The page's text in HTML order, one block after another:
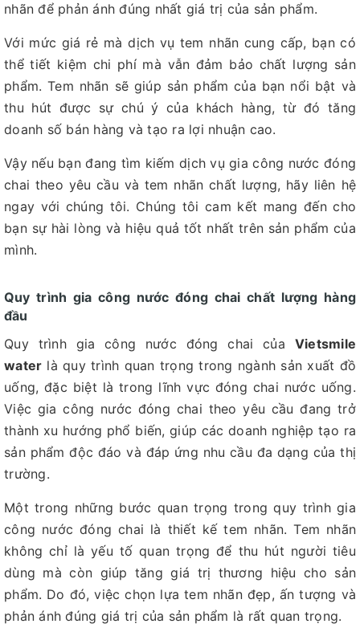
nhãn để phản ánh đúng nhất giá trị của sản phẩm.
Với mức giá rẻ mà dịch vụ tem nhãn cung cấp, bạn có
thể tiết kiệm chi phí mà vẫn đảm bảo chất lượng sản
phẩm. Tem nhãn sẽ giúp sản phẩm của bạn nổi bật và
thu hút được sự chú ý của khách hàng, từ đó tăng
doanh số bán hàng và tạo ra lợi nhuận cao.
Vậy nếu bạn đang tìm kiếm dịch vụ gia công nước đóng
chai theo yêu cầu và tem nhãn chất lượng, hãy liên hệ
ngay với chúng tôi. Chúng tôi cam kết mang đến cho
bạn sự hài lòng và hiệu quả tốt nhất trên sản phẩm của
mình.
Quy trình gia công nước đóng chai chất lượng hàng
đầu
Quy trình gia công nước đóng chai của Vietsmile
water là quy trình quan trọng trong ngành sản xuất đồ
uống, đặc biệt là trong lĩnh vực đóng chai nước uống.
Việc gia công nước đóng chai theo yêu cầu đang trở
thành xu hướng phổ biến, giúp các doanh nghiệp tạo ra
sản phẩm độc đáo và đáp ứng nhu cầu đa dạng của thị
trường.
Một trong những bước quan trọng trong quy trình gia
công nước đóng chai là thiết kế tem nhãn. Tem nhãn
không chỉ là yếu tố quan trọng để thu hút người tiêu
dùng mà còn giúp tăng giá trị thương hiệu cho sản
phẩm. Do đó, việc chọn lựa tem nhãn đẹp, ấn tượng và
phản ánh đúng giá trị của sản phẩm là rất quan trọng.